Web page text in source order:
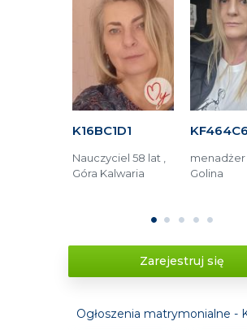
K16BC1D1
Nauczyciel 58 lat ,
Góra Kalwaria
menadżer
Golina
1 2 3 4 5
Zarejestruj się
Ogłoszenia matrymonialne -